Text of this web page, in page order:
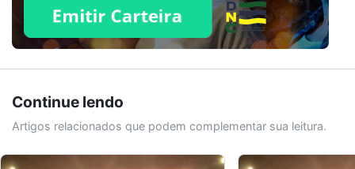
Continue lendo
Artigos relacionados que podem complementar sua leitura.